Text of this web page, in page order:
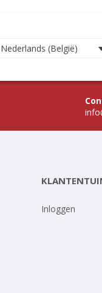
Nederlands (België)
Inloggen